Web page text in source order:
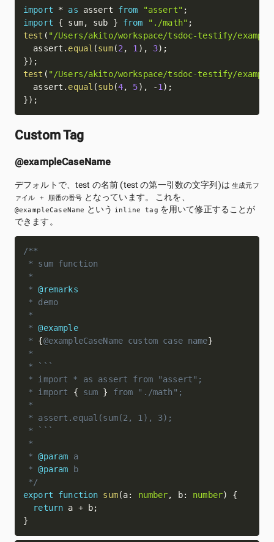
import * as assert from "assert" ;
import
{ sum, sub } from "./math" ;
test ( "/Users/akito/workspace/tsdoc-testify/
  assert
. equal (sum(2 , 1 ) , 3) ;
}) ;
test ( "/Users/akito/workspace/tsdoc-testify/
  assert
. equal (sub(4, 5) , -1 ) ;
}) ;
Custom Tag
@exampleCaseName
デフォルトで、test の名前 (test の第一引数の文字列)は生成元フ
ァイル + 順番の番号 となっています。 これを、
@exampleCaseName という inline tag を用いて修正することが
できます。
/**
* sum function
*
* @remarks
* demo
*
* @example
* {@exampleCaseName custom case name}
*
* ```
* import * as assert from "assert";
* import { sum } from "./math";
*
* assert.equal(sum(2, 1), 3);
* ```
*
* @param
a
* @param
b
*/
export
function sum(a: number, b: number)
{
return a + b;
}